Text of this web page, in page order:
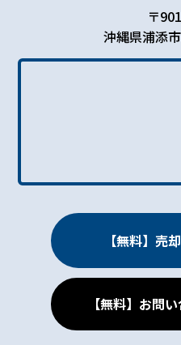
〒
沖縄県浦添
【無料】売
【無料】お問